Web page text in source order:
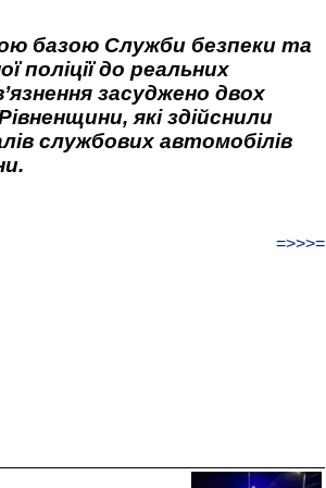
базою Служби безпеки та
поліції до реальних
засуджено двох
які здійснили
службових автомобілів
=>>>=